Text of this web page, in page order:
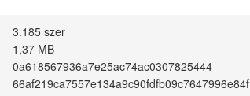
3.185 szer
1,37 MB
0a618567936a7e25ac74ac0307825444
66af219ca7557e134a9c90fdfb09c7647996e84f